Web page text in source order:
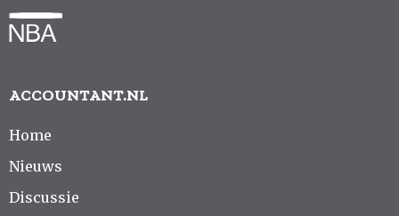
ACCOUNTANT.NL
Home
Nieuws
Discussie